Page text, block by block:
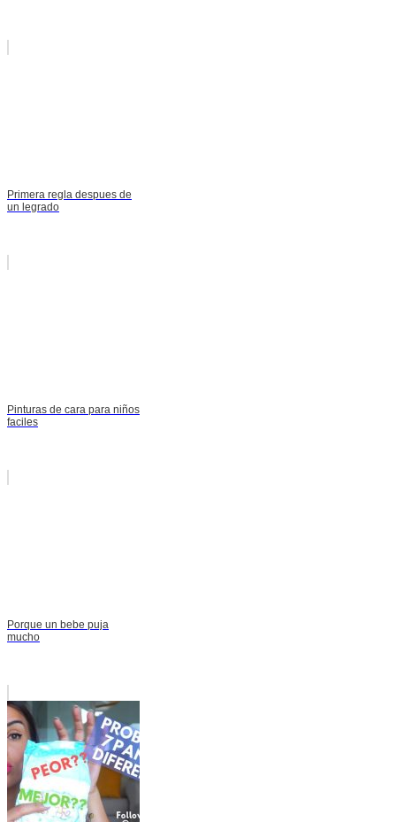
Primera regla despues de
un legrado
Pinturas de cara para niños
faciles
Porque un bebe puja
mucho